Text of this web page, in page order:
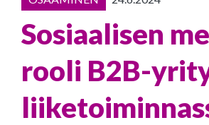
Sosiaalisen
rooli B2B-